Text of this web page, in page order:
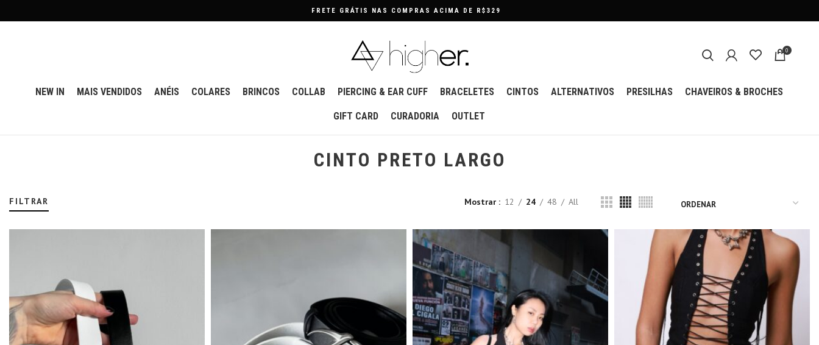
PARCELE EM ATÉ 3X SEM JUROS
0
NEW IN MAIS VENDIDOS ANÉIS COLARES BRINCOS COLLAB PIERCING & EAR CUFF BRACELETES CINTOS ALTERNATIVOS PRESILHAS CHAVEIROS & BROCHES
GIFT CARD CURADORIA OUTLET
CINTO PRETO LARGO
FILTRAR Mostrar 12 24 48 All